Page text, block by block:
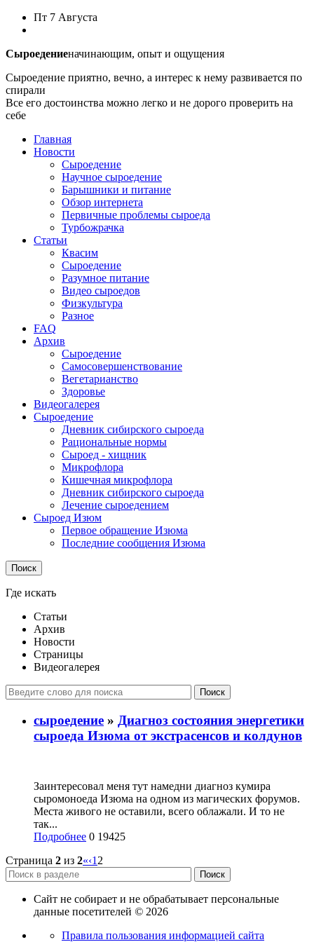
Пт 7 Августа
Сыроедениеначинающим, опыт и ощущения
Сыроедение приятно, вечно, а интерес к нему развивается по
спирали
Все его достоинства можно легко и не дорого проверить на
себе
Главная
Новости
Сыроедение
Научное сыроедение
Барышники и питание
Обзор интернета
Первичные проблемы сыроеда
Турбожрачка
Статьи
Квасим
Сыроедение
Разумное питание
Видео сыроедов
Физкультура
Разное
FAQ
Архив
Сыроедение
Самосовершенствование
Вегетарианство
Здоровье
Видеогалерея
Сыроедение
Дневник сибирского сыроеда
Рациональные нормы
Сыроед - хищник
Микрофлора
Кишечная микрофлора
Дневник сибирского сыроеда
Лечение сыроедением
Сыроед Изюм
Первое обращение Изюма
Последние сообщения Изюма
Поиск
Где искать
Статьи
Архив
Новости
Страницы
Видеогалерея
Поиск
сыроедение » Диагноз состояния энергетики
сыроеда Изюма от экстрасенсов и колдунов
Заинтересовал меня тут намедни диагноз кумира
сыромоноеда Изюма на одном из магических форумов.
Места живого не оставили, всего облажали. И то не
так...
Подробнее 0 19425
Страница 2 из 2«‹12
Поиск
Сайт не собирает и не обрабатывает персональные
данные посетителей © 2026
Правила пользования информацией сайта